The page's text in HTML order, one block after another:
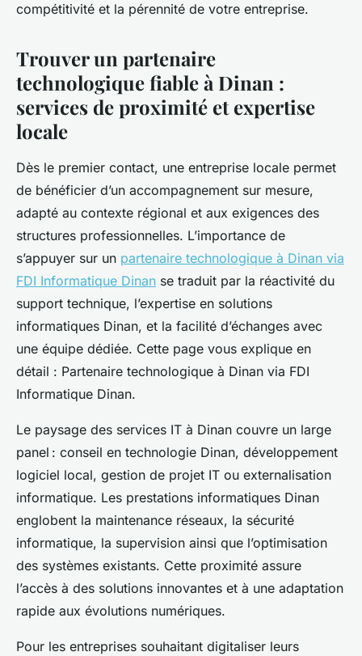
compétitivité et la pérennité de votre entreprise.
Trouver un partenaire
technologique fiable à Dinan :
services de proximité et expertise
locale
Dès le premier contact, une entreprise locale permet
de bénéficier d’un accompagnement sur mesure,
adapté au contexte régional et aux exigences des
structures professionnelles. L’importance de
s’appuyer sur un partenaire technologique à Dinan via
FDI Informatique Dinan se traduit par la réactivité du
support technique, l’expertise en solutions
informatiques Dinan, et la facilité d’échanges avec
une équipe dédiée. Cette page vous explique en
détail : Partenaire technologique à Dinan via FDI
Informatique Dinan.
Le paysage des services IT à Dinan couvre un large
panel : conseil en technologie Dinan, développement
logiciel local, gestion de projet IT ou externalisation
informatique. Les prestations informatiques Dinan
englobent la maintenance réseaux, la sécurité
informatique, la supervision ainsi que l’optimisation
des systèmes existants. Cette proximité assure
l’accès à des solutions innovantes et à une adaptation
rapide aux évolutions numériques.
Pour les entreprises souhaitant digitaliser leurs